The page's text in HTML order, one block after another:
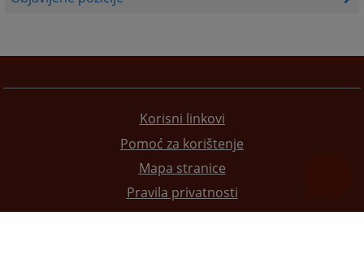
Korisni linkovi
Pomoć za korištenje
Mapa stranice
Pravila privatnosti